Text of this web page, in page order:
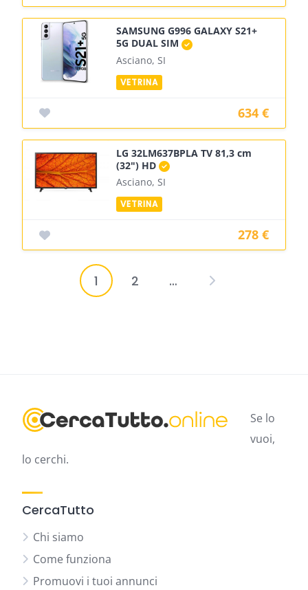
SAMSUNG G996 GALAXY S21+
5G DUAL SIM
Asciano, SI
634 €
LG 32LM637BPLA TV 81,3 cm
(32") HD
Asciano, SI
278 €
Paginazione
1 2 …
Se lo
vuoi,
lo cerchi.
CercaTutto
Chi siamo
Come funziona
Promuovi i tuoi annunci